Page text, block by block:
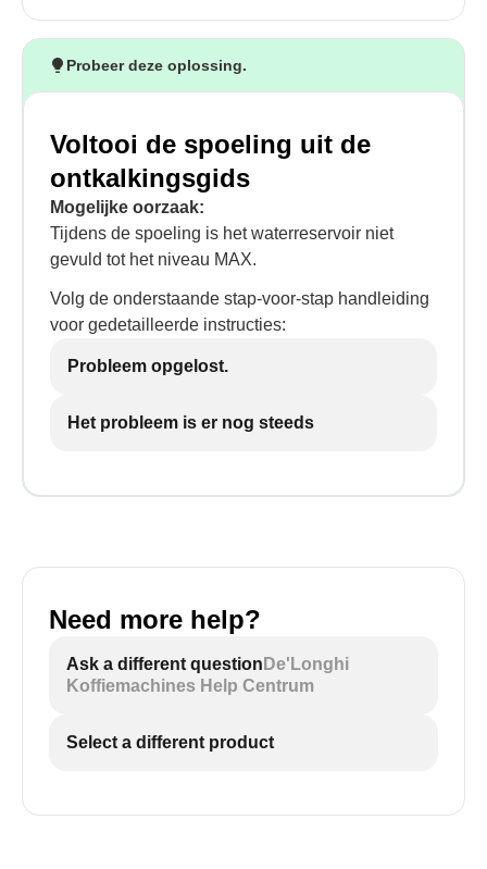
Probeer deze oplossing.
Voltooi de spoeling uit de
ontkalkingsgids
Mogelijke oorzaak:
Tijdens de spoeling is het waterreservoir niet
gevuld tot het niveau MAX.
Volg de onderstaande stap-voor-stap handleiding
voor gedetailleerde instructies:
Probleem opgelost.
Het probleem is er nog steeds
Need more help?
Ask a different question De'Longhi
Koffiemachines Help Centrum
Select a different product